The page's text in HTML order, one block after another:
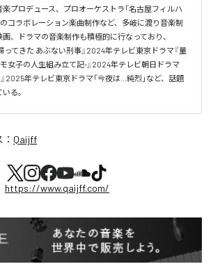
プロデュース、プロオーケストラ「名古屋フィルハ
コラボレーション楽曲制作など、多岐に渡り音楽制
、ドラマの音楽制作も積極的に行なっており、
ってきた あぶない刑事』2024年テレビ東京ドラマ『量
女子の人生組み立て記-』2024年テレビ朝日ドラマ
2025年テレビ東京ドラマ「今夜は…純烈」など、話題
る。
Qaijff
https://www.qaijff.com/